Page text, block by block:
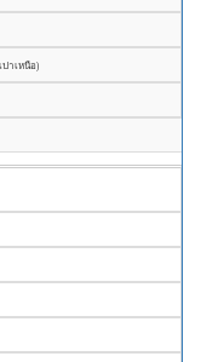
าเหนือ)